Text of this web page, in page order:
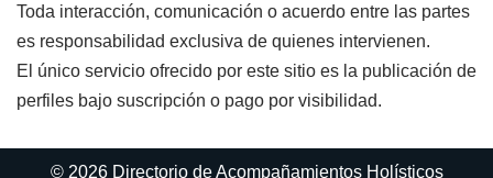
Toda interacción, comunicación o acuerdo entre las partes
es responsabilidad exclusiva de quienes intervienen.
El único servicio ofrecido por este sitio es la publicación de
perfiles bajo suscripción o pago por visibilidad.
© 2026 Directorio de Acompañamientos Holísticos